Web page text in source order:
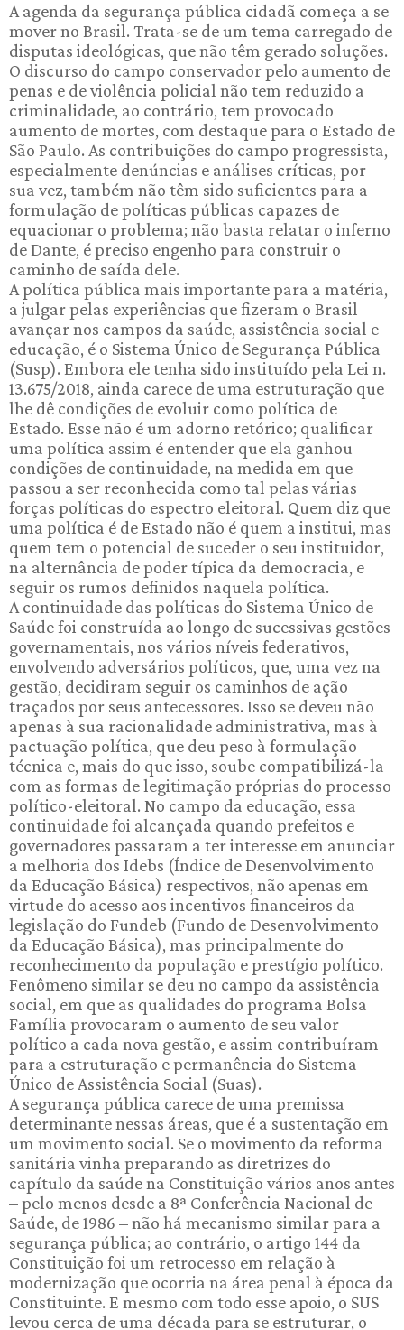
A agenda da segurança pública cidadã começa a se
mover no Brasil. Trata-se de um tema carregado de
disputas ideológicas, que não têm gerado soluções.
O discurso do campo conservador pelo aumento de
penas e de violência policial não tem reduzido a
criminalidade, ao contrário, tem provocado
aumento de mortes, com destaque para o Estado de
São Paulo. As contribuições do campo progressista,
especialmente denúncias e análises críticas, por
sua vez, também não têm sido suficientes para a
formulação de políticas públicas capazes de
equacionar o problema; não basta relatar o inferno
de Dante, é preciso engenho para construir o
caminho de saída dele.
A política pública mais importante para a matéria,
a julgar pelas experiências que fizeram o Brasil
avançar nos campos da saúde, assistência social e
educação, é o Sistema Único de Segurança Pública
(Susp). Embora ele tenha sido instituído pela Lei n.
13.675/2018, ainda carece de uma estruturação que
lhe dê condições de evoluir como política de
Estado. Esse não é um adorno retórico; qualificar
uma política assim é entender que ela ganhou
condições de continuidade, na medida em que
passou a ser reconhecida como tal pelas várias
forças políticas do espectro eleitoral. Quem diz que
uma política é de Estado não é quem a institui, mas
quem tem o potencial de suceder o seu instituidor,
na alternância de poder típica da democracia, e
seguir os rumos definidos naquela política.
A continuidade das políticas do Sistema Único de
Saúde foi construída ao longo de sucessivas gestões
governamentais, nos vários níveis federativos,
envolvendo adversários políticos, que, uma vez na
gestão, decidiram seguir os caminhos de ação
traçados por seus antecessores. Isso se deveu não
apenas à sua racionalidade administrativa, mas à
pactuação política, que deu peso à formulação
técnica e, mais do que isso, soube compatibilizá-la
com as formas de legitimação próprias do processo
político-eleitoral. No campo da educação, essa
continuidade foi alcançada quando prefeitos e
governadores passaram a ter interesse em anunciar
a melhoria dos Idebs (Índice de Desenvolvimento
da Educação Básica) respectivos, não apenas em
virtude do acesso aos incentivos financeiros da
legislação do Fundeb (Fundo de Desenvolvimento
da Educação Básica), mas principalmente do
reconhecimento da população e prestígio político.
Fenômeno similar se deu no campo da assistência
social, em que as qualidades do programa Bolsa
Família provocaram o aumento de seu valor
político a cada nova gestão, e assim contribuíram
para a estruturação e permanência do Sistema
Único de Assistência Social (Suas).
A segurança pública carece de uma premissa
determinante nessas áreas, que é a sustentação em
um movimento social. Se o movimento da reforma
sanitária vinha preparando as diretrizes do
capítulo da saúde na Constituição vários anos antes
– pelo menos desde a 8ª Conferência Nacional de
Saúde, de 1986 – não há mecanismo similar para a
segurança pública; ao contrário, o artigo 144 da
Constituição foi um retrocesso em relação à
modernização que ocorria na área penal à época da
Constituinte. E mesmo com todo esse apoio, o SUS
levou cerca de uma década para se estruturar, o